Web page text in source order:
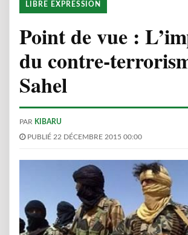
LIBRE EXPRESSION
Point de vue :
du contre-
Sahel
PAR KIBARU
PUBLIÉ 22 DÉCEMBRE 2015 00:00